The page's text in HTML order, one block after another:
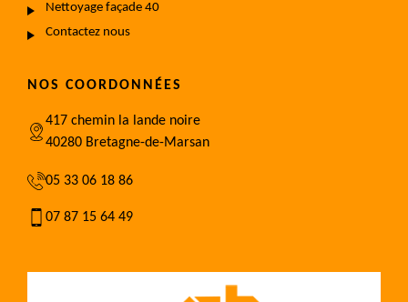
Nettoyage façade 40
Contactez nous
NOS COORDONNÉES
417 chemin la lande noire
40280 Bretagne-de-Marsan
05 33 06 18 86
07 87 15 64 49